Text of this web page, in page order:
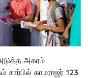
அகரம்
சார்பில் காமராஜர் 123